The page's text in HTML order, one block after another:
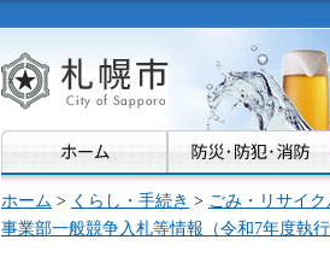
札幌市
ホーム > くらし・手続き > ごみ・リサイク
事業部一般競争入札等情報（令和7年度執行